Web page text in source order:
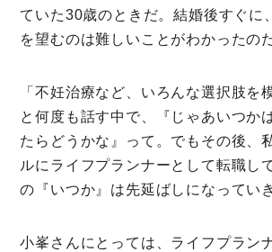
ていた30歳のときだ。結婚後すぐに
を望むのは難しいことがわかったの
「不妊治療など、いろんな選択肢を
と何度も話す中で、『じゃあいつか
たらどうかな』って。でもその後、
ルにライフプランナーとして転職し
の『いつか』は先延ばしになってい
小峯さんにとっては、ライフプラン